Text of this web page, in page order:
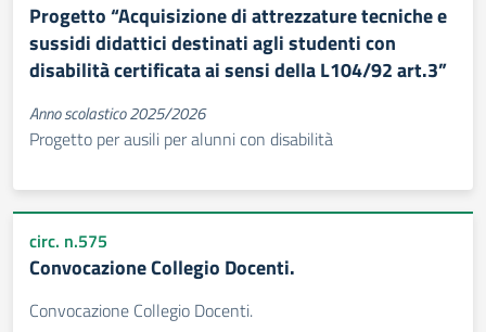
Progetto “Acquisizione di attrezzature tecniche e
sussidi didattici destinati agli studenti con
disabilità certificata ai sensi della L104/92 art.3”
Anno scolastico 2025/2026
Progetto per ausili per alunni con disabilità
circ. n.575
Convocazione Collegio Docenti.
Convocazione Collegio Docenti.